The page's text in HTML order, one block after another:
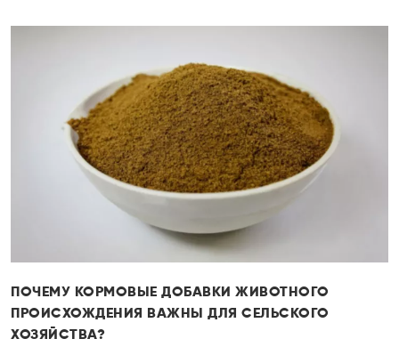
ПОЧЕМУ КОРМОВЫЕ ДОБАВКИ ЖИВОТНОГО
ПРОИСХОЖДЕНИЯ ВАЖНЫ ДЛЯ СЕЛЬСКОГО
ХОЗЯЙСТВА?